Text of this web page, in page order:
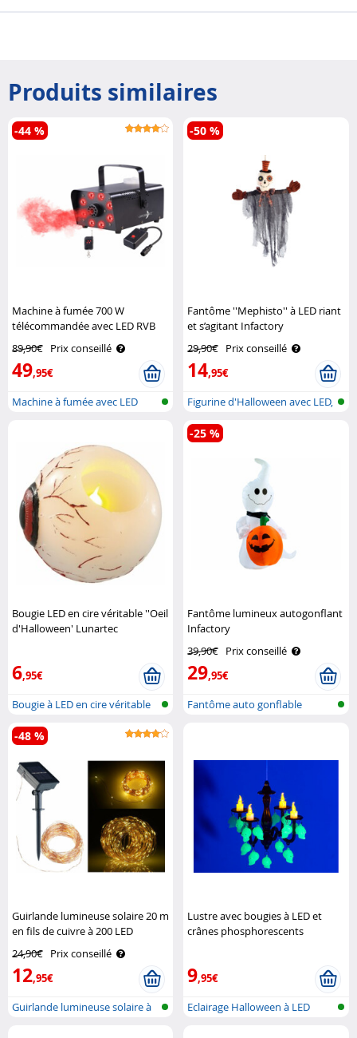
Produits similaires
Machine à fumée 700 W
télécommandée avec LED RVB
89,90€ Prix conseillé
49,95€
-44 %
Machine à fumée avec LED
Fantôme ''Mephisto'' à LED riant
et s’agitant Infactory
29,90€ Prix conseillé
14,95€
-50 %
Figurine d'Halloween avec LED,
mouv..
Bougie LED en cire véritable ''Oeil
d'Halloween' Lunartec
6,95€
Bougie à LED en cire véritable
pour..
Fantôme lumineux autogonflant
Infactory
39,90€ Prix conseillé
29,95€
-25 %
Fantôme auto gonflable
Guirlande lumineuse solaire 20 m
en fils de cuivre à 200 LED
24,90€ Prix conseillé
12,95€
-48 %
Guirlande lumineuse solaire à
Lustre avec bougies à LED et
crânes phosphorescents
9,95€
Eclairage Halloween à LED